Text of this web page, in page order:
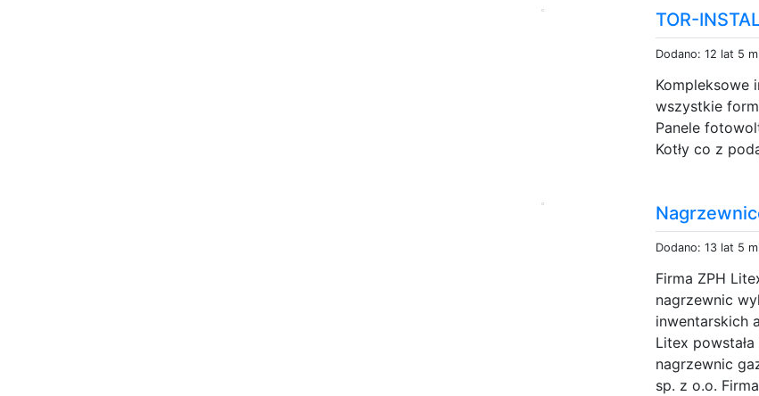
TOR-
Dodano: 12 lat 5
Kompleksowe
wszystkie
Panele
Kotły co z
Dodano: 13 lat 5
Firma ZPH
nagrzewnic
inwentarskich
Litex
nagrzewnic
sp. z o.o.